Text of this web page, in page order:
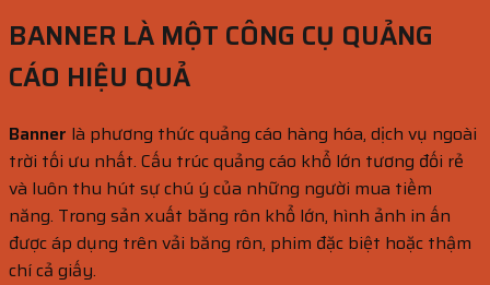
BANNER LÀ MỘT CÔNG CỤ QUẢNG
CÁO HIỆU QUẢ
Banner là phương thức quảng cáo hàng hóa, dịch vụ ngoài
trời tối ưu nhất. Cấu trúc quảng cáo khổ lớn tương đối rẻ
và luôn thu hút sự chú ý của những người mua tiềm
năng. Trong sản xuất băng rôn khổ lớn, hình ảnh in ấn
được áp dụng trên vải băng rôn, phim đặc biệt hoặc thậm
chí cả giấy.